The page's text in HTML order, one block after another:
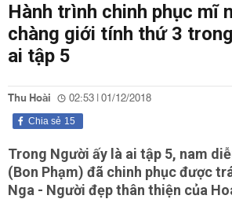
Hành trình chinh phục mĩ
chàng giới tính thứ 3
ai tập 5
Thu Hoài 02:53 | 01/12/2018
15
Chia sẻ
Trong Người ấy là ai tập 5, nam
(Bon Phạm) đã chinh phục được
Nga - Người đẹp thân thiện của